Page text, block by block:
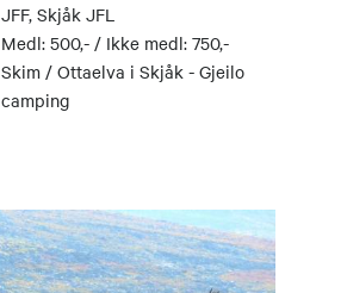
JFF, Skjåk JFL
Medl: 500,- / Ikke medl: 750,-
Skim / Ottaelva i Skjåk - Gjeilo
camping